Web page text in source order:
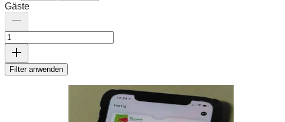
Gäste
Filter anwenden